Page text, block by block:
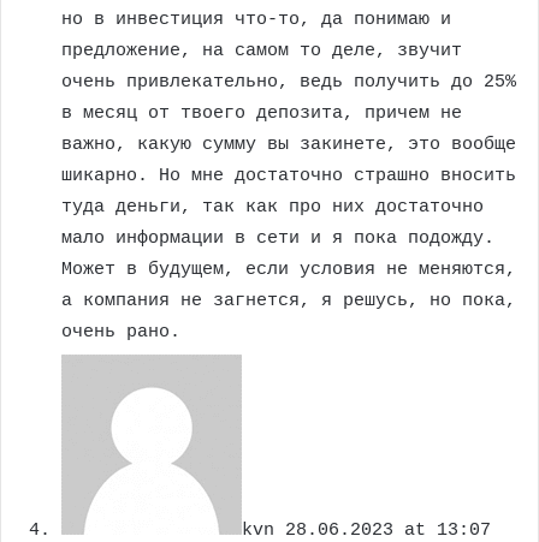
но в инвестиция что-то, да понимаю и
предложение, на самом то деле, звучит
очень привлекательно, ведь получить до 25%
в месяц от твоего депозита, причем не
важно, какую сумму вы закинете, это вообще
шикарно. Но мне достаточно страшно вносить
туда деньги, так как про них достаточно
мало информации в сети и я пока подожду.
Может в будущем, если условия не меняются,
а компания не загнется, я решусь, но пока,
очень рано.
kvn 28.06.2023 at 13:07